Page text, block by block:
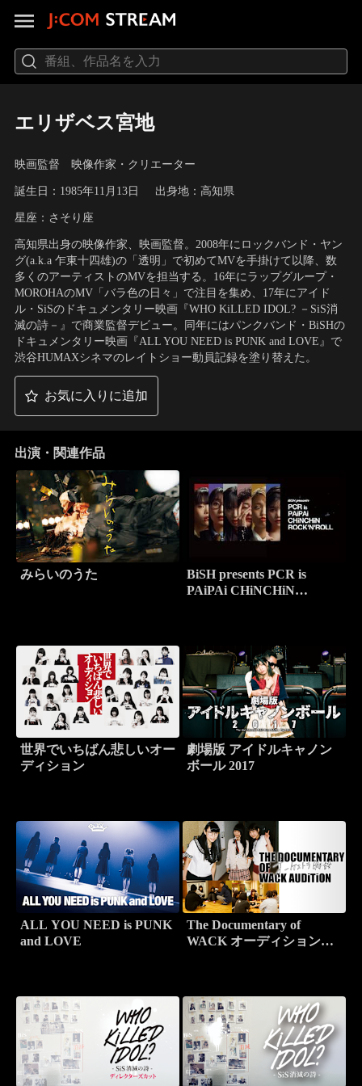
エリザベス宮地
映画監督 映像作家・クリエーター
誕生日：1985年11月13日 出身地：高知県
星座：さそり座
高知県出身の映像作家、映画監督。2008年にロックバンド・ヤン
グ(a.k.a 乍東十四雄)の「透明」で初めてMVを手掛けて以降、数
多くのアーティストのMVを担当する。16年にラップグループ・
MOROHAのMV「バラ色の日々」で注目を集め、17年にアイド
ル・SiSのドキュメンタリー映画『WHO KiLLED IDOL? －SiS消
滅の詩－』で商業監督デビュー。同年にはパンクバンド・BiSHの
ドキュメンタリー映画『ALL YOU NEED is PUNK and LOVE』で
渋谷HUMAXシネマのレイトショー動員記録を塗り替えた。
お気に入りに追加
出演・関連作品
みらいのうた
BiSH presents PCR is
PAiPAi CHiNCHiN
世界でいちばん悲しいオー
ディション
劇場版 アイドルキャノン
ボール 2017
ALL YOU NEED is PUNK
and LOVE
The Documentary of
WACK オーディション～